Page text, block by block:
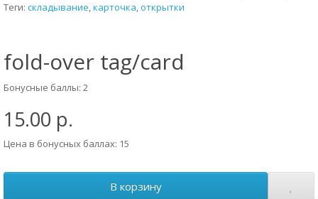
Теги: складывание,карточка,открытки
fold-over tag/card
Бонусные баллы: 2
15.00 р.
Цена в бонусных баллах: 15
В корзину